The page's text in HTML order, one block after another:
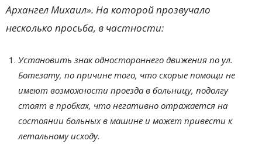
Архангел Михаил». На которой прозвучало
несколько просьба, в частности:
Установить знак одностороннего движения по ул.
Ботезату, по причине того, что скорые помощи не
имеют возможности проезда в больницу, подолгу
стоят в пробках, что негативно отражается на
состоянии больных в машине и может привести к
летальному исходу.